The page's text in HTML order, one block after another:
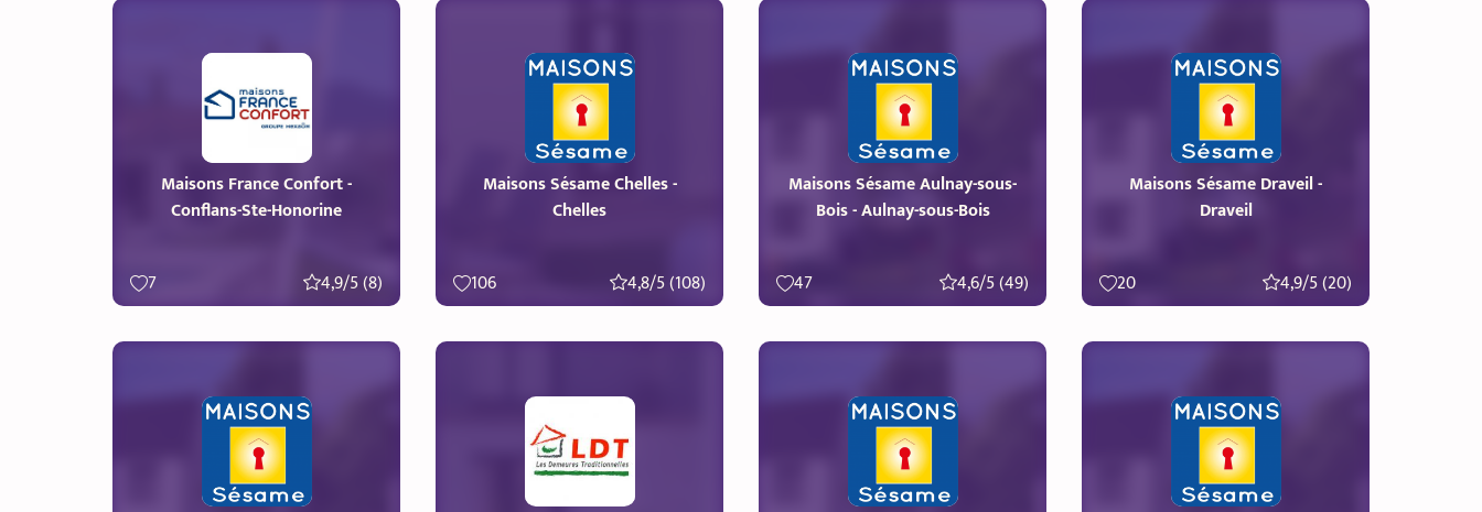
Maisons France Confort -
Conflans-Ste-Honorine
7 4,9/5 (8)
Maisons Sésame Chelles -
Chelles
106 4,8/5 (108)
Maisons Sésame Aulnay-sous-
Bois - Aulnay-sous-Bois
47 4,6/5 (49)
Maisons Sésame Draveil -
Draveil
20 4,9/5 (20)